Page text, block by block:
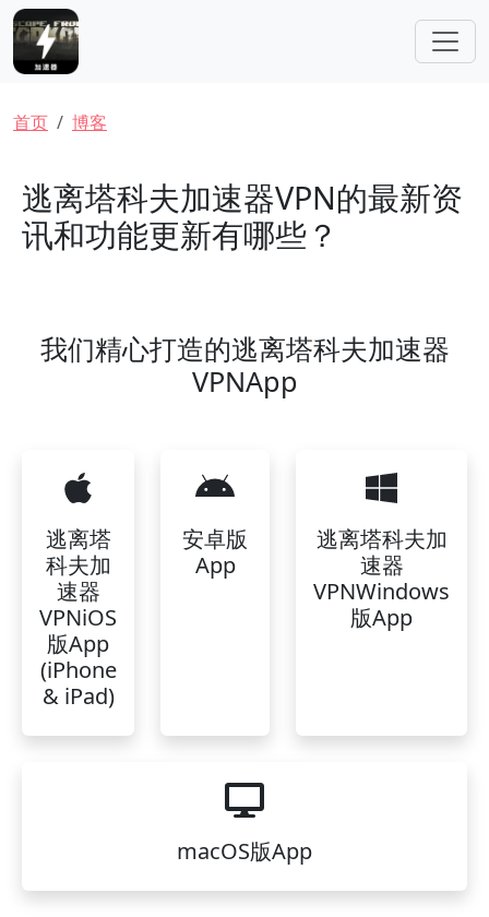
跳转到主要内容
面包屑
首页 博客
逃离塔科夫加速器VPN的最新资
讯和功能更新有哪些？
我们精心打造的逃离塔科夫加速器
VPNApp
逃离塔
科夫加
速器
VPNiOS
版App
(iPhone
& iPad)
安卓版
App
逃离塔科夫加
速器
VPNWindows
版App
macOS版App